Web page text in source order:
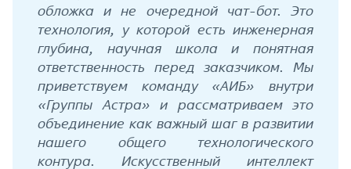
обложка и не очередной чат-бот. Это
технология, у которой есть инженерная
глубина, научная школа и понятная
ответственность перед заказчиком. Мы
приветствуем команду «АИБ» внутри
«Группы Астра» и рассматриваем это
объединение как важный шаг в развитии
нашего общего технологического
контура. Искусственный интеллект